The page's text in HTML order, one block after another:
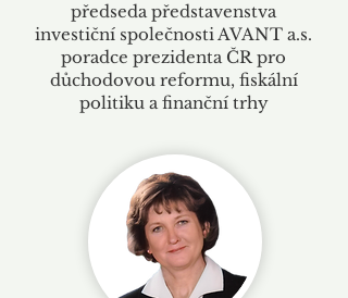
předseda představenstva
investiční společnosti AVANT a.s.
poradce prezidenta ČR pro
důchodovou reformu, fiskální
politiku a finanční trhy